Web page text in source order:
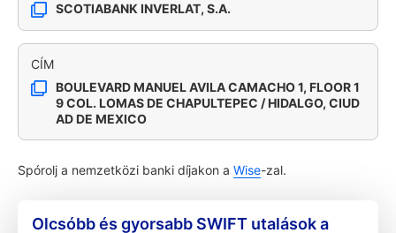
SCOTIABANK INVERLAT, S.A.
CÍM
BOULEVARD MANUEL AVILA CAMACHO 1, FLOOR 1
9 COL. LOMAS DE CHAPULTEPEC / HIDALGO, CIUD
AD DE MEXICO
Spórolj a nemzetközi banki díjakon a Wise-zal.
Olcsóbb és gyorsabb SWIFT utalások a